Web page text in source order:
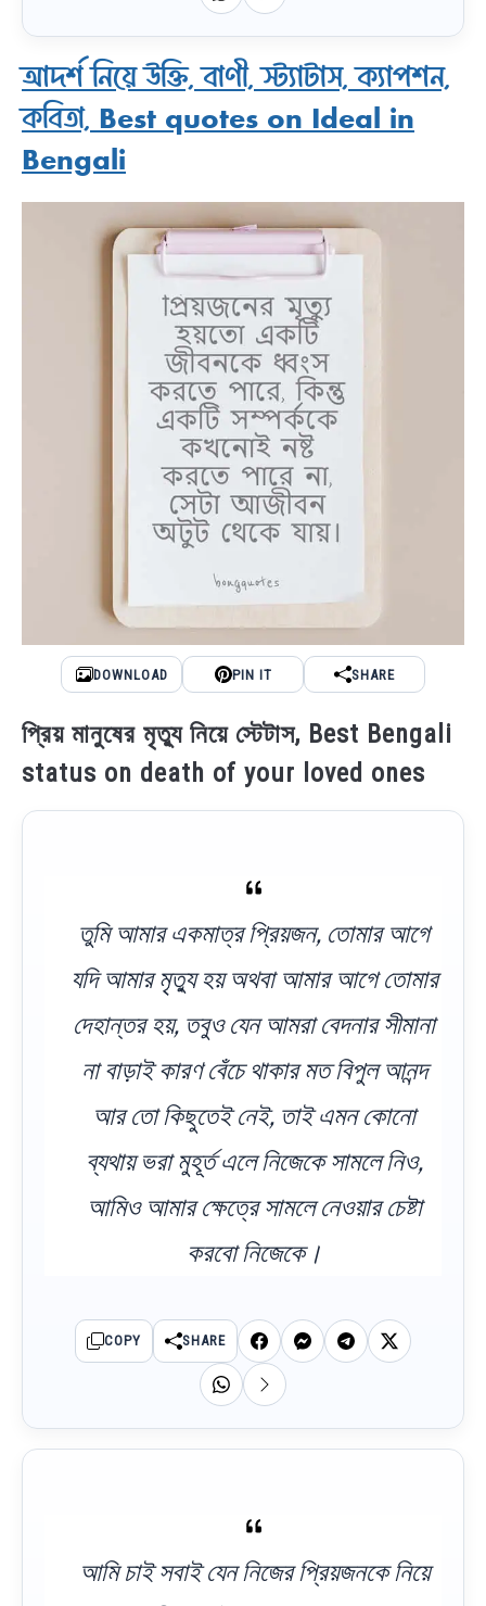
আদর্শ নিয়ে উক্তি, বাণী, স্ট্যাটাস, ক্যাপশন,
কবিতা, Best quotes on Ideal in
Bengali
DOWNLOAD PIN IT SHARE
প্রিয় মানুষের মৃত্যু নিয়ে স্টেটাস, Best Bengali
status on death of your loved ones
তুমি আমার একমাত্র প্রিয়জন, তোমার আগে
যদি আমার মৃত্যু হয় অথবা আমার আগে তোমার
দেহান্তর হয়, তবুও যেন আমরা বেদনার সীমানা
না বাড়াই কারণ বেঁচে থাকার মত বিপুল আনন্দ
আর তো কিছুতেই নেই, তাই এমন কোনো
ব্যথায় ভরা মুহূর্ত এলে নিজেকে সামলে নিও,
আমিও আমার ক্ষেত্রে সামলে নেওয়ার চেষ্টা
করবো নিজেকে।
COPY SHARE
আমি চাই সবাই যেন নিজের প্রিয়জনকে নিয়ে